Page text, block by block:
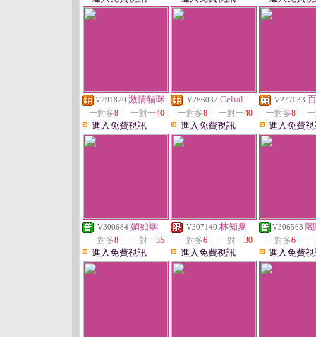
V291820 激情貓咪
一對多8 一對一40
進入免費視訊
V286032 Celial
一對多8 一對一40
進入免費視訊
V277033
一對多8
進入免費
V300684 媚如烟
一對多8 一對一35
進入免費視訊
V307140 林知夏
一對多6 一對一30
進入免費視訊
V306563
一對多6
進入免費